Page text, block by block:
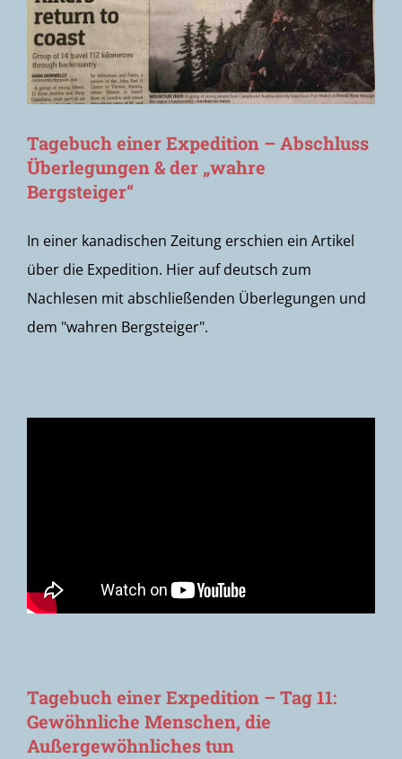
Tagebuch einer Expedition – Abschluss
Überlegungen & der „wahre
Bergsteiger“
In einer kanadischen Zeitung erschien ein Artikel
über die Expedition. Hier auf deutsch zum
Nachlesen mit abschließenden Überlegungen und
dem "wahren Bergsteiger".
Tagebuch einer Expedition – Tag 11:
Gewöhnliche Menschen, die
Außergewöhnliches tun